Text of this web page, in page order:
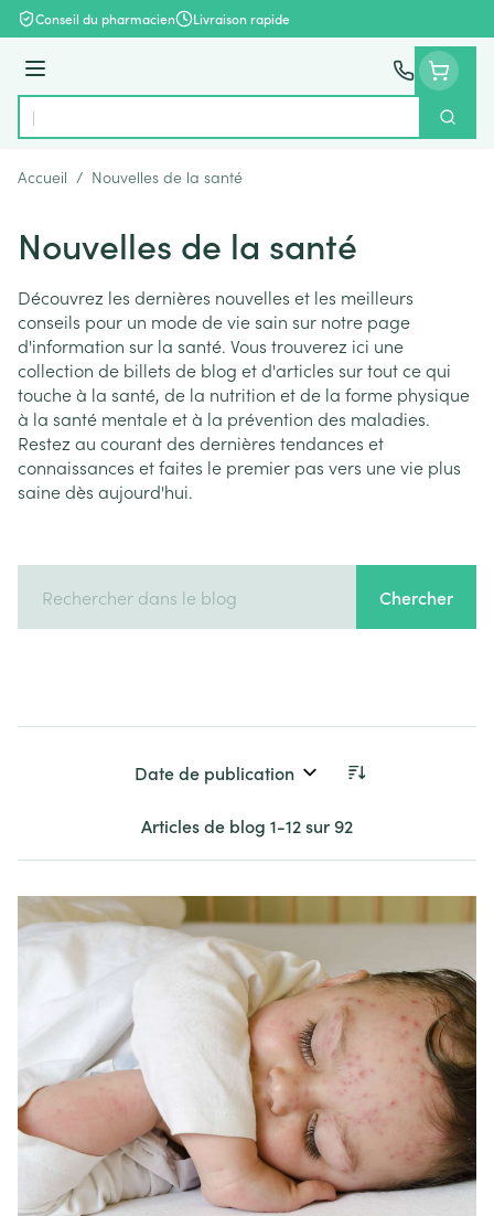
Aller au contenu
Conseil du pharmacien Livraison rapide
Menu
Rechercher
Accueil / Nouvelles de la santé
Nouvelles de la santé
Découvrez les dernières nouvelles et les meilleurs
conseils pour un mode de vie sain sur notre page
d'information sur la santé. Vous trouverez ici une
collection de billets de blog et d'articles sur tout ce qui
touche à la santé, de la nutrition et de la forme physique
à la santé mentale et à la prévention des maladies.
Restez au courant des dernières tendances et
connaissances et faites le premier pas vers une vie plus
saine dès aujourd'hui.
Chercher
Articles de blog 1-12sur92